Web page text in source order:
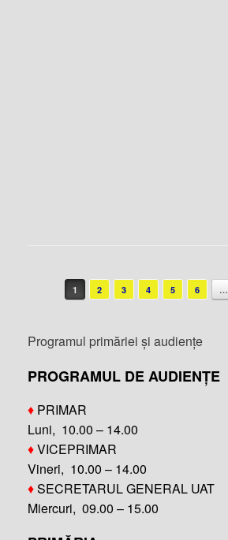
Post navigation
1 2 3 4 5 6 …
Programul primăriei și audiențe
PROGRAMUL DE AUDIENȚE
♦ PRIMAR
Luni, 10.00 – 14.00
♦VICEPRIMAR
Vineri, 10.00 – 14.00
♦SECRETARUL GENERAL UAT
Miercuri, 09.00 – 15.00